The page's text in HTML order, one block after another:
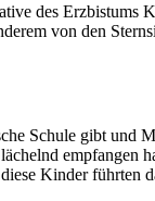
des
von den
Schule gibt
Kinder führten